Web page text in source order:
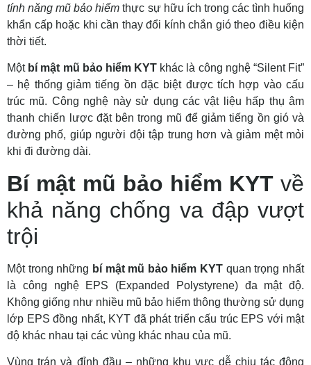
tính năng mũ bảo hiểm thực sự hữu ích trong các tình huống
khẩn cấp hoặc khi cần thay đổi kính chắn gió theo điều kiện
thời tiết.
Một bí mật mũ bảo hiểm KYT khác là công nghệ “Silent Fit”
– hệ thống giảm tiếng ồn đặc biệt được tích hợp vào cấu
trúc mũ. Công nghệ này sử dụng các vật liệu hấp thụ âm
thanh chiến lược đặt bên trong mũ để giảm tiếng ồn gió và
đường phố, giúp người đội tập trung hơn và giảm mệt mỏi
khi đi đường dài.
Bí mật mũ bảo hiểm KYT về
khả năng chống va đập vượt
trội
Một trong những bí mật mũ bảo hiểm KYT quan trọng nhất
là công nghệ EPS (Expanded Polystyrene) đa mật độ.
Không giống như nhiều mũ bảo hiểm thông thường sử dụng
lớp EPS đồng nhất, KYT đã phát triển cấu trúc EPS với mật
độ khác nhau tại các vùng khác nhau của mũ.
Vùng trán và đỉnh đầu – những khu vực dễ chịu tác động